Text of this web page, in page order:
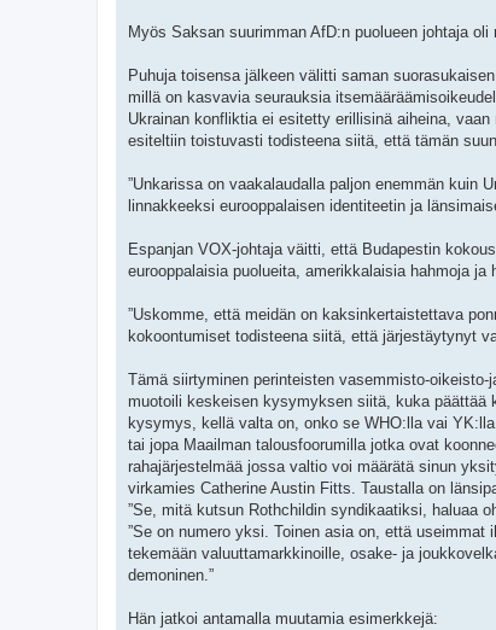
Myös Saksan suurimman AfD:n puolueen johtaja
Puhuja toisensa jälkeen välitti saman
millä on kasvavia seurauksia
Ukrainan konfliktia ei esitetty erillisinä aiheina,
esiteltiin toistuvasti todisteena siitä, että tämän
”Unkarissa on vaakalaudalla paljon enemmän kuin
linnakkeeksi eurooppalaisen identiteetin ja
Espanjan VOX-johtaja väitti, että Budapestin
eurooppalaisia puolueita, amerikkalaisia hahmoja
”Uskomme, että meidän on kaksinkertaistettava
kokoontumiset todisteena siitä, että järjestäytynyt
Tämä siirtyminen perinteisten vasemmisto-
muotoili keskeisen kysymyksen siitä, kuka päättää
kysymys, kellä valta on, onko se WHO:lla vai
tai jopa Maailman talousfoorumilla jotka ovat
rahajärjestelmää jossa valtio voi määrätä sinun
virkamies Catherine Austin Fitts. Taustalla on
”Se, mitä kutsun Rothchildin syndikaatiksi, haluaa
”Se on numero yksi. Toinen asia on, että
tekemään valuuttamarkkinoille, osake- ja
demoninen.”
Hän jatkoi antamalla muutamia esimerkkejä: